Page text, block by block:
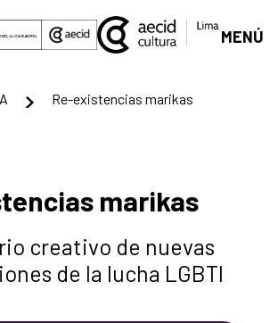
principal
MENÚ
Re-existencias marikas
marikas
creativo de nuevas
de la lucha LGBTI